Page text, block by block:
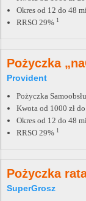
Okres od 12 do 48
RRSO 29% 1
Pożyczka
Provident
Pożyczka
Kwota od 1000 zł
Okres od 12 do 48
RRSO 29% 1
Pożyczka
SuperGrosz